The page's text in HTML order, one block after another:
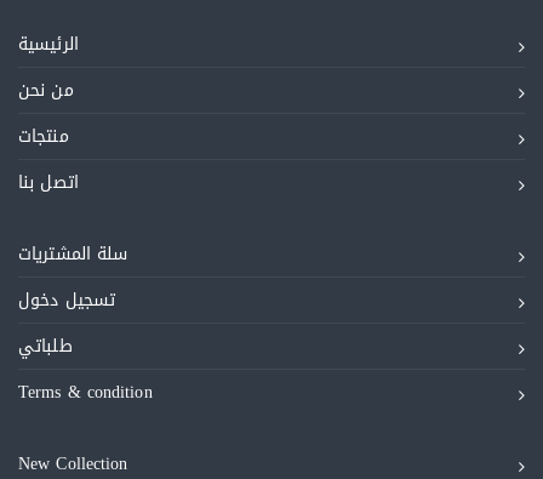
الرئيسية
من نحن
منتجات
اتصل بنا
سلة المشتريات
تسجيل دخول
طلباتي
Terms & condition
New Collection